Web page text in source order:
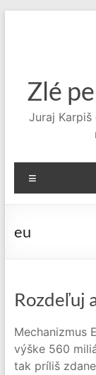
Zlé
Juraj
eu
Rozdeľuj
Mechanizmus
výške 560
tak príliš